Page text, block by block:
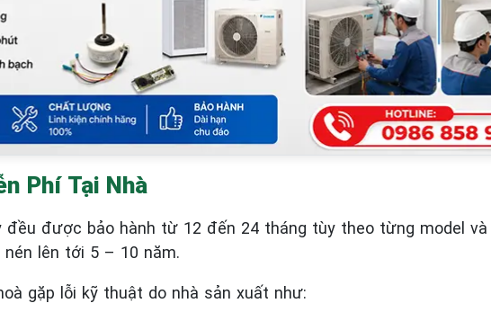
Phí Tại Nhà
đều được bảo hành từ 12 đến 24 tháng tùy theo từng model
lên tới 5 – 10 năm.
gặp lỗi kỹ thuật do nhà sản xuất như: